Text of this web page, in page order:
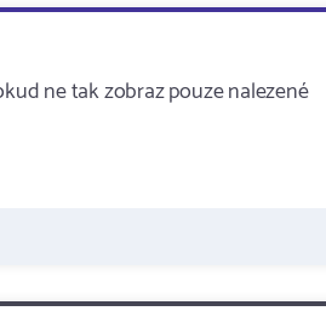
ne tak zobraz pouze nalezené